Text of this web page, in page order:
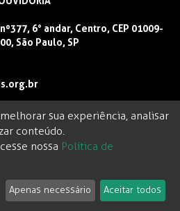
6° andar, Centro, CEP 01009-
São Paulo, SP
sua experiência, analisar
conteúdo.
nossa Política de
Apenas necessário Aceitar todos